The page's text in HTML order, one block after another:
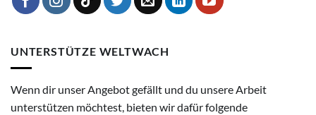
UNTERSTÜTZE WELTWACH
Wenn dir unser Angebot gefällt und du unsere Arbeit
unterstützen möchtest, bieten wir dafür folgende